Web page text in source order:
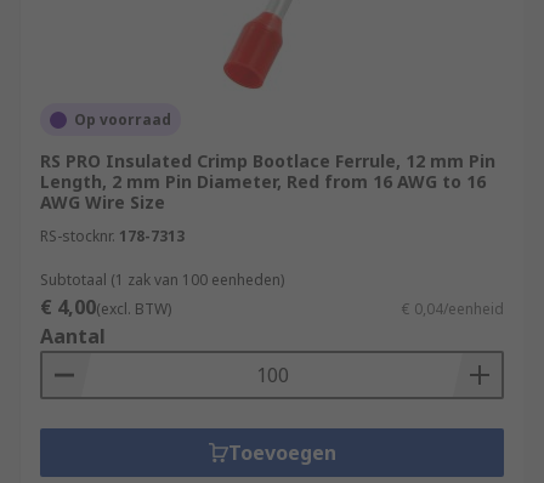
Op voorraad
RS PRO Insulated Crimp Bootlace Ferrule, 12 mm Pin
Length, 2 mm Pin Diameter, Red from 16 AWG to 16
AWG Wire Size
RS-stocknr. 178-7313
Subtotaal (1 zak van 100 eenheden)
€ 4,00(excl. BTW) € 0,04/eenheid
Aantal
Toevoegen